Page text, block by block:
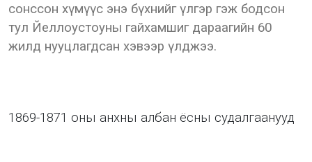
сонссон хүмүүс энэ бүхнийг үлгэр гэж бодсон
тул Йеллоустоуны гайхамшиг дараагийн 60
жилд нууцлагдсан хэвээр үлджээ.
1869-1871 оны анхны албан ёсны судалгаанууд